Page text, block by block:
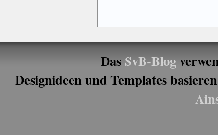
DasSvB-Blog
Designideen und Templates